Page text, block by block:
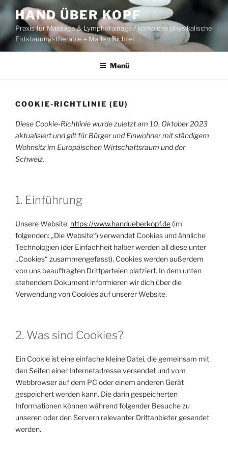
Zum
Inhalt
springen
HAND ÜBER KOPF
Praxis für Massage & Lymphdrainage / komplexe physikalische
Entstauungstherapie – Marlen Richter
Menü
COOKIE-RICHTLINIE (EU)
Diese Cookie-Richtlinie wurde zuletzt am 10. Oktober 2023
aktualisiert und gilt für Bürger und Einwohner mit ständigem
Wohnsitz im Europäischen Wirtschaftsraum und der
Schweiz.
1. Einführung
Unsere Website, https://www.handueberkopf.de (im
folgenden: „Die Website“) verwendet Cookies und ähnliche
Technologien (der Einfachheit halber werden all diese unter
„Cookies“ zusammengefasst). Cookies werden außerdem
von uns beauftragten Drittparteien platziert. In dem unten
stehendem Dokument informieren wir dich über die
Verwendung von Cookies auf unserer Website.
2. Was sind Cookies?
Ein Cookie ist eine einfache kleine Datei, die gemeinsam mit
den Seiten einer Internetadresse versendet und vom
Webbrowser auf dem PC oder einem anderen Gerät
gespeichert werden kann. Die darin gespeicherten
Informationen können während folgender Besuche zu
unseren oder den Servern relevanter Drittanbieter gesendet
werden.